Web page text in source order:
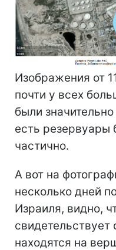
Изображения от
почти у всех
были
есть резервуары
частично.
А вот на
несколько дней
Израиля, видно,
находятся на